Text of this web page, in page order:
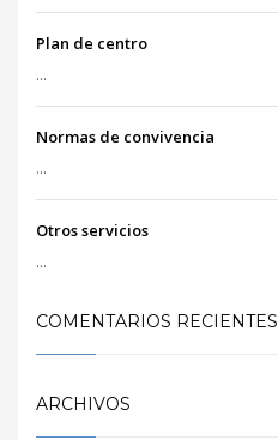
Plan de centro
...
Normas de convivencia
...
Otros servicios
...
COMENTARIOS RECIENTES
ARCHIVOS